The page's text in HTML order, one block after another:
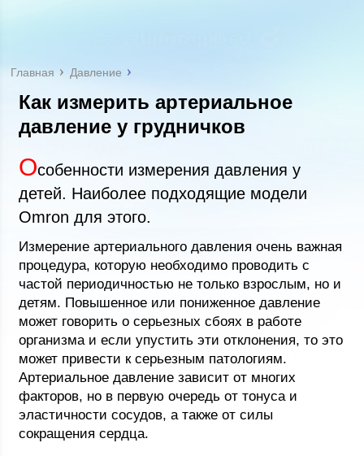
Главная Давление
Как измерить артериальное
давление у грудничков
Особенности измерения давления у
детей. Наиболее подходящие модели
Omron для этого.
Измерение артериального давления очень важная
процедура, которую необходимо проводить с
частой периодичностью не только взрослым, но и
детям. Повышенное или пониженное давление
может говорить о серьезных сбоях в работе
организма и если упустить эти отклонения, то это
может привести к серьезным патологиям.
Артериальное давление зависит от многих
факторов, но в первую очередь от тонуса и
эластичности сосудов, а также от силы
сокращения сердца.